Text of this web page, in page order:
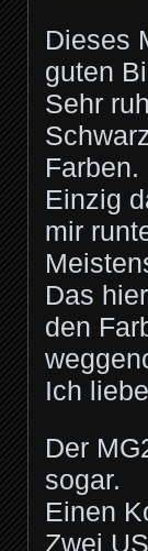
Dieses
guten
Sehr
Farben.
Einzig
mir
Das
den
Ich
Der
sogar.
Einen
Zwei